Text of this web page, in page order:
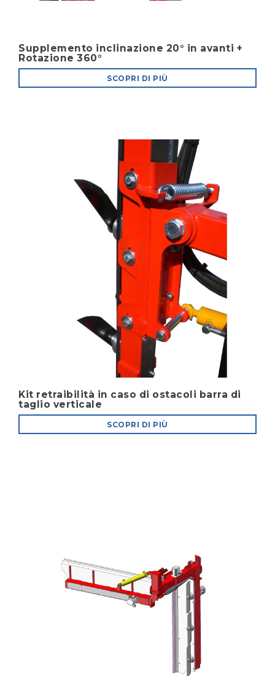
Supplemento inclinazione 20° in avanti +
Rotazione 360°
SCOPRI DI PIÙ
Kit retraibilità in caso di ostacoli barra di
taglio verticale
SCOPRI DI PIÙ